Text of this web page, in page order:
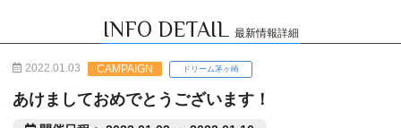
INFO DETAIL 最新情報詳細
2022.01.03 CAMPAIGN ドリーム茅ヶ崎
あけましておめでとうございます！